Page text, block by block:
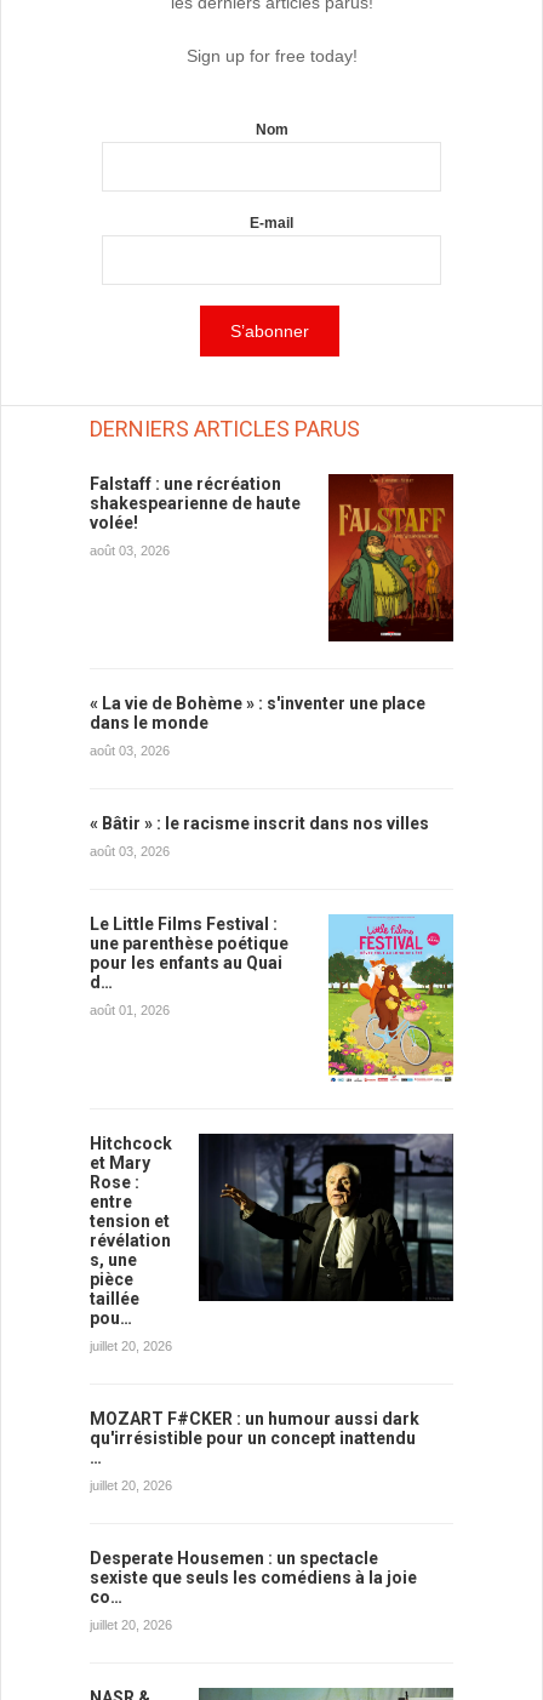
Sign up for free today!
Nom
E-mail
DERNIERS ARTICLES PARUS
Falstaff : une récréation
shakespearienne de haute
volée!
août 03, 2026
« La vie de Bohème » : s'inventer une place
dans le monde
août 03, 2026
« Bâtir » : le racisme inscrit dans nos villes
août 03, 2026
Le Little Films Festival :
une parenthèse poétique
pour les enfants au Quai
d…
août 01, 2026
Hitchcock
et Mary
Rose :
entre
tension et
révélation
s, une
pièce
taillée
pou…
juillet 20, 2026
MOZART F#CKER : un humour aussi dark
qu'irrésistible pour un concept inattendu
…
juillet 20, 2026
Desperate Housemen : un spectacle
sexiste que seuls les comédiens à la joie
co…
juillet 20, 2026